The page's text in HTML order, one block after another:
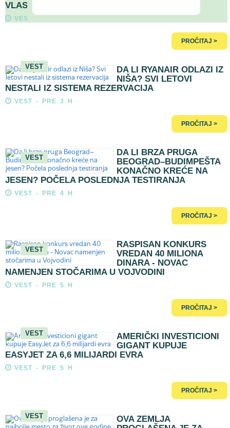
VLASNIK IM NE MOŽE NIŠTA
VEST - PRE 2 H
PROČITAJ >
VEST
DA LI RYANAIR ODLAZI IZ
NIŠA? SVI LETOVI
NESTALI IZ SISTEMA REZERVACIJA
VEST - PRE 3 H
PROČITAJ >
VEST
DA LI BRZA PRUGA
BEOGRAD–BUDIMPEŠTA
KONAČNO KREĆE NA
JESEN? POČELA POSLEDNJA TESTIRANJA
VEST - PRE 4 H
PROČITAJ >
VEST
RASPISAN KONKURS
VREDAN 40 MILIONA
DINARA - NOVAC
NAMENJEN STOČARIMA U VOJVODINI
VEST - PRE 5 H
PROČITAJ >
VEST
AMERIČKI INVESTICIONI
GIGANT KUPUJE
EASYJET ZA 6,6 MILIJARDI EVRA
VEST - PRE 5 H
PROČITAJ >
VEST
OVA ZEMLJA